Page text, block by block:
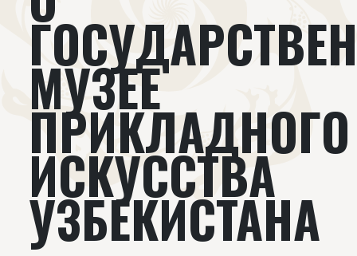
Новости
Проекты
Книги
МУЗЕЕ
ПРИКЛАДНОГО
ИСКУССТВА
УЗБЕКИСТАНА